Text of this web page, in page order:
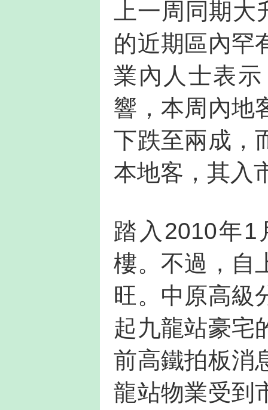
上一周同期
的近期區內罕
業內人士表
響，本周內地
下跌至兩成，
本地客，其入
踏入2010年1
樓。不過，自
旺。中原高級
起九龍站豪宅
前高鐵拍板消
龍站物業受到